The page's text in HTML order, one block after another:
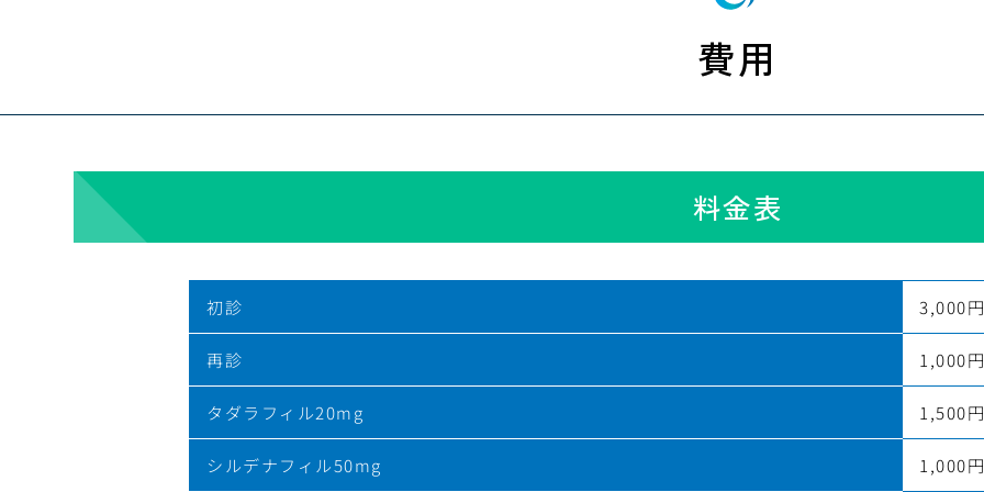
費用
料金表
初診 3,000円
再診 1,000円
タダラフィル20mg 1,500円
シルデナフィル50mg 1,000円